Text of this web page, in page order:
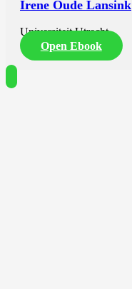
Irene Oude Lansink
Universiteit Utrecht
Open Ebook